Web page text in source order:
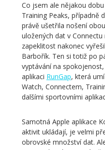
Co jsem ale nějakou
Training Peaks, případně
právě ušetřila nošení
uložených dat v
zapeklitost nakonec
Barbořík. Ten si totiž po
vyptávání na
aplikaci RunGap, která
Watch, Connectem,
dalšími sportovními
Samotná Apple aplikace
aktivit ukládají, je velmi
obrovské množství dat.